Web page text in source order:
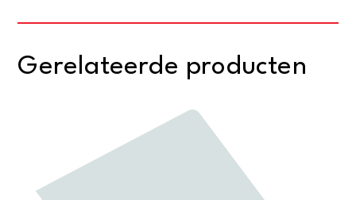
Gerelateerde producten